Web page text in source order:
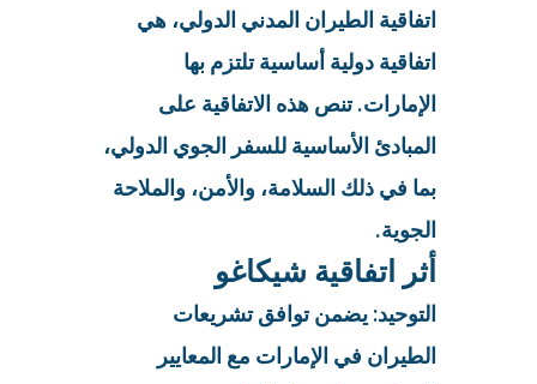
اتفاقية الطيران المدني الدولي، هي
اتفاقية دولية أساسية تلتزم بها
الإمارات. تنص هذه الاتفاقية على
المبادئ الأساسية للسفر الجوي الدولي،
بما في ذلك السلامة، والأمن، والملاحة
الجوية.
أثر اتفاقية شيكاغو
التوحيد: يضمن توافق تشريعات
الطيران في الإمارات مع المعايير